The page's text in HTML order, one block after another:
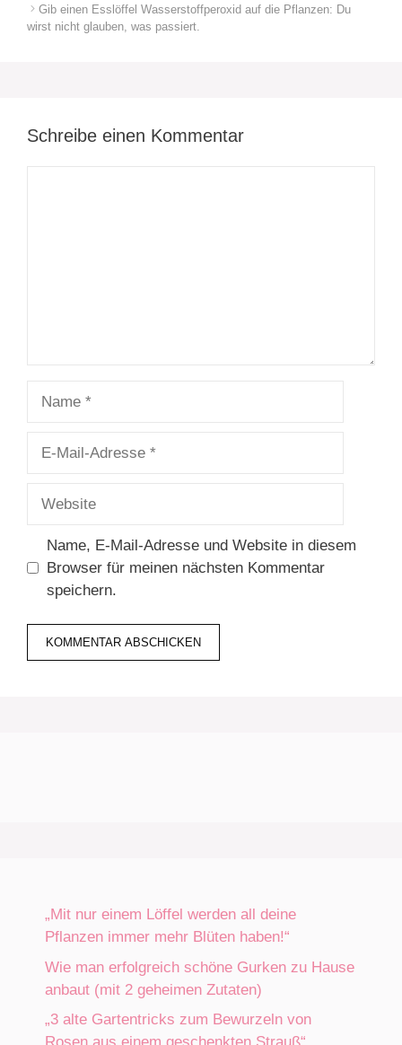
Gib einen Esslöffel Wasserstoffperoxid auf die Pflanzen: Du
wirst nicht glauben, was passiert.
Schreibe einen Kommentar
Name, E-Mail-Adresse und Website in diesem
Browser für meinen nächsten Kommentar
speichern.
„Mit nur einem Löffel werden all deine
Pflanzen immer mehr Blüten haben!“
Wie man erfolgreich schöne Gurken zu Hause
anbaut (mit 2 geheimen Zutaten)
„3 alte Gartentricks zum Bewurzeln von